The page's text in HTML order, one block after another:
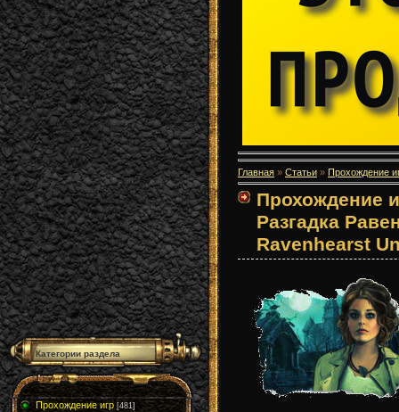
Категории раздела
Прохождение игр [481]
Главная » Статьи » Прохождение
Прохождение
Разгадка
Ravenhearst